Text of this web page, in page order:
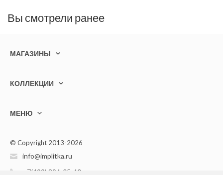
Вы смотрели ранее
МАГАЗИНЫ
КОЛЛЕКЦИИ
МЕНЮ
© Copyright 2013-2026
info@implitka.ru
+7(499) 394-05-40